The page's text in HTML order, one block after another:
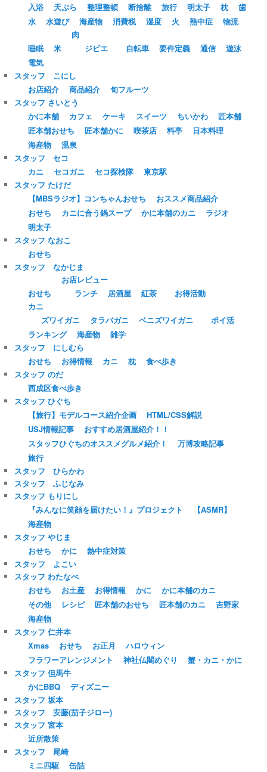
入浴
天ぷら 整理整頓 断捨離 旅行 明太子 枕
歯
水
水遊び 海産物 消費税 湿度 火 熱中症 物流
睡眠 米
肉
ジビエ
自転車 要件定義 通信
遊泳
電気
スタッフ こにし
お店紹介
商品紹介
旬フルーツ
スタッフ さいとう
かに本舗
カフェ ケーキ スイーツ ちいかわ
匠本舗
匠本舗おせち
匠本舗かに 喫茶店 料亭
日本料理
海産物
温泉
スタッフ セコ
カニ
セコガニ セコ探検隊
東京駅
スタッフ たけだ
【MBSラジオ】コンちゃんおせち
おススメ商品紹介
おせち
カニに合う鍋スープ かに本舗のカニ
ラジオ
明太子
スタッフ なおこ
おせち
スタッフ なかじま
おせち
お店レビュー
ランチ
居酒屋 紅茶
お得活動
カニ
ズワイガニ
タラバガニ ベニズワイガニ
ポイ活
ランキング
海産物
雑学
スタッフ にしむら
おせち
お得情報 カニ 枕
食べ歩き
スタッフ のだ
西成区食べ歩き
スタッフ ひぐち
【旅行】モデルコース紹介企画
HTML/CSS解説
USJ情報記事
おすすめ居酒屋紹介！！
スタッフひぐちのオススメグルメ紹介！
万博攻略記事
旅行
スタッフ ひらかわ
スタッフ ふじなみ
スタッフ もりにし
『みんなに笑顔を届けたい！』プロジェクト
【ASMR】
海産物
スタッフ やじま
おせち
かに
熱中症対策
スタッフ よこい
スタッフ わたなべ
おせち
お土産 お得情報 かに
かに本舗のカニ
その他
レシピ 匠本舗のおせち 匠本舗のカニ
吉野家
海産物
スタッフ 仁井本
Xmas
おせち お正月
ハロウィン
フラワーアレンジメント
神社仏閣めぐり
蟹・カニ・かに
スタッフ 但馬牛
かにBBQ
ディズニー
スタッフ 坂本
スタッフ 安藤(茄子ジロー)
スタッフ 宮本
近所散策
スタッフ 尾崎
ミニ四駆
缶詰